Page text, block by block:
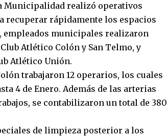
Municipalidad realizó operativos
recuperar rápidamente los espacios
empleados municipales realizaron
Atlético Colón y San Telmo, y
Atlético Unión.
trabajaron 12 operarios, los cuales
4 de Enero. Además de las arterias
se contabilizaron un total de 380
de limpieza posterior a los